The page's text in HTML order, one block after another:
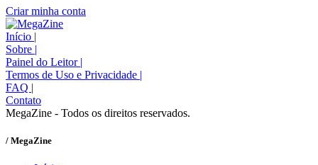
Criar minha conta
Início |
Sobre |
Painel do Leitor |
Termos de Uso e Privacidade |
FAQ |
Contato
MegaZine - Todos os direitos reservados.
/ MegaZine